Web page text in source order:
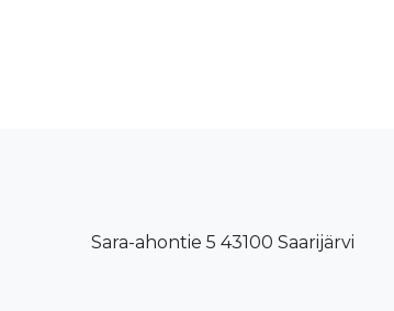
Sara-ahontie 5 43100 Saarijärvi